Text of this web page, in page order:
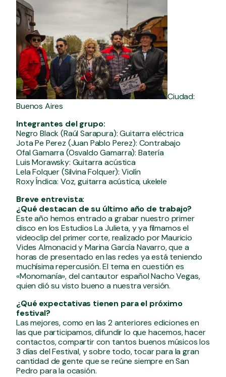
Ciudad:
Buenos Aires
Integrantes del grupo:
Negro Black (Raúl Sarapura): Guitarra eléctrica
Jota Pe Perez (Juan Pablo Perez): Contrabajo
Ofal Gamarra (Osvaldo Gamarra): Batería
Luis Morawsky: Guitarra acústica
Lela Folquer (Silvina Folquer): Violín
Roxy Índica: Voz, guitarra acústica, ukelele
Breve entrevista:
¿Qué destacan de su último año de trabajo?
Este año hemos entrado a grabar nuestro primer
disco en los Estudios La Julieta, y ya filmamos el
videoclip del primer corte, realizado por Mauricio
Vides Almonacid y Marina García Navarro, que a
horas de presentado en las redes ya está teniendo
muchísima repercusión. El tema en cuestión es
«Monomanía», del cantautor español Nacho Vegas,
quien dió su visto bueno a nuestra versión.
¿Qué expectativas tienen para el próximo
festival?
Las mejores, como en las 2 anteriores ediciones en
las que participamos, difundir lo que hacemos, hacer
contactos, compartir con tantos buenos músicos los
3 días del Festival, y sobre todo, tocar para la gran
cantidad de gente que se reúne siempre en San
Pedro para la ocasión.